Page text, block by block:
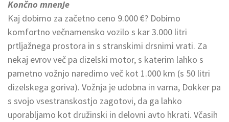
Končno mnenje
Kaj dobimo za začetno ceno 9.000 €? Dobimo
komfortno večnamensko vozilo s kar 3.000 litri
prtljažnega prostora in s stranskimi drsnimi vrati. Za
nekaj evrov več pa dizelski motor, s katerim lahko s
pametno vožnjo naredimo več kot 1.000 km (s 50 litri
dizelskega goriva). Vožnja je udobna in varna, Dokker pa
s svojo vsestranskostjo zagotovi, da ga lahko
uporabljamo kot družinski in delovni avto hkrati. Včasih